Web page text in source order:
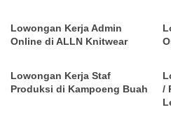
Lowongan Kerja Admin
Online di ALLN Knitwear
Lowongan Kerja Staf
Produksi di Kampoeng Buah
/